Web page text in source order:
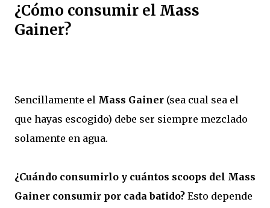
¿Cómo consumir el Mass
Gainer?
Sencillamente el Mass Gainer (sea cual sea el
que hayas escogido) debe ser siempre mezclado
solamente en agua.
¿Cuándo consumirlo y cuántos scoops del Mass
Gainer consumir por cada batido? Esto depende